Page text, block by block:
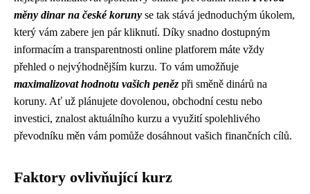
měny dinar na české koruny se tak stává jednoduchým úkolem,
který vám zabere jen pár kliknutí. Díky snadno dostupným
informacím a transparentnosti online platforem máte vždy
přehled o nejvýhodnějším kurzu. To vám umožňuje
maximalizovat hodnotu vašich peněz při směně dinárů na
koruny. Ať už plánujete dovolenou, obchodní cestu nebo
investici, znalost aktuálního kurzu a využití spolehlivého
převodníku měn vám pomůže dosáhnout vašich finančních cílů.
Faktory ovlivňující kurz